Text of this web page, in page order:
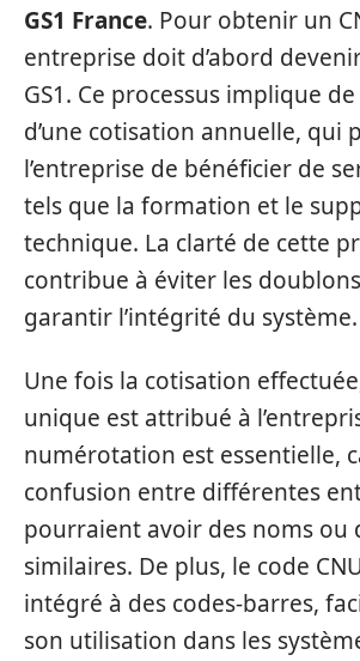
GS1 France. Pour obtenir un
entreprise doit d’abord
GS1. Ce processus implique
d’une cotisation annuelle, qui
l’entreprise de bénéficier de
tels que la formation et le
technique. La clarté de cette
contribue à éviter les
garantir l’intégrité du système.
Une fois la cotisation
unique est attribué à
numérotation est essentielle,
confusion entre différentes
pourraient avoir des noms ou
similaires. De plus, le code
intégré à des codes-barres,
son utilisation dans les